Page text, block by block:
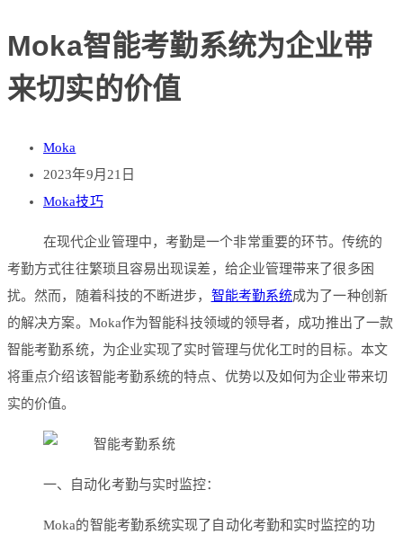
Moka智能考勤系统为企业带
来切实的价值
Moka
2023年9月21日
Moka技巧
在现代企业管理中，考勤是一个非常重要的环节。传统的
考勤方式往往繁琐且容易出现误差，给企业管理带来了很多困
扰。然而，随着科技的不断进步， 智能考勤系统成为了一种创新
的解决方案。Moka作为智能科技领域的领导者，成功推出了一款
智能考勤系统，为企业实现了实时管理与优化工时的目标。本文
将重点介绍该智能考勤系统的特点、优势以及如何为企业带来切
实的价值。
一、自动化考勤与实时监控：
Moka的智能考勤系统实现了自动化考勤和实时监控的功